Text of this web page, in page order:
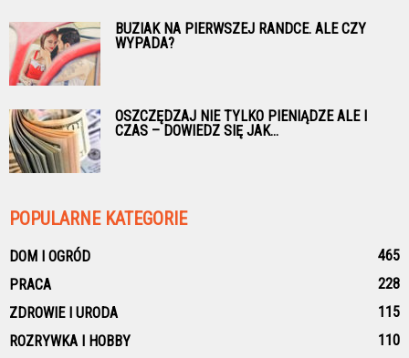
BUZIAK NA PIERWSZEJ RANDCE. ALE CZY
WYPADA?
OSZCZĘDZAJ NIE TYLKO PIENIĄDZE ALE I
CZAS – DOWIEDZ SIĘ JAK...
POPULARNE KATEGORIE
DOM I OGRÓD
465
PRACA
228
ZDROWIE I URODA
115
ROZRYWKA I HOBBY
110